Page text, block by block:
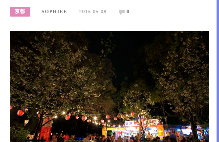
京都 SOPHIEE 2015-05-08 0